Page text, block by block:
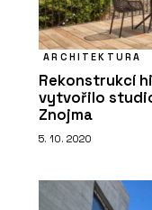
ARCHITEKTURA
Rekonstrukcí
vytvořilo
Znojma
5. 10. 2020